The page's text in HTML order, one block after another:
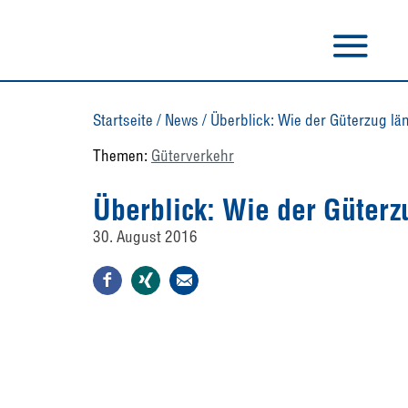
Startseite / News / Überblick: Wie der Güterzug
Themen: Güterverkehr
Überblick: Wie der
30. August 2016